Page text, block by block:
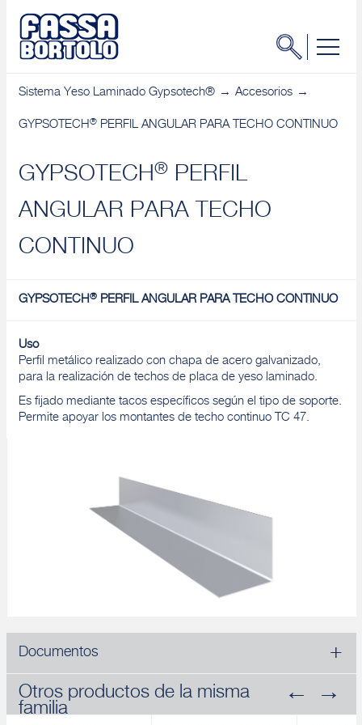
Sistema Yeso Laminado Gypsotech® Accesorios
GYPSOTECH®PERFIL ANGULAR PARA TECHO CONTINUO
GYPSOTECH®PERFIL
ANGULAR PARA TECHO
CONTINUO
GYPSOTECH®PERFIL ANGULAR PARA TECHO CONTINUO
Uso
Perfil metálico realizado con chapa de acero galvanizado,
para la realización de techos de placa de yeso laminado.
Es fijado mediante tacos específicos según el tipo de soporte.
Permite apoyar los montantes de techo continuo TC 47.
Documentos
Otros productos de la misma
familia